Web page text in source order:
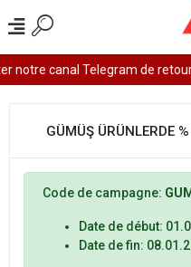
notre canal Telegram de
GÜMÜŞ ÜRÜNLERDE
Code de campagne:
Date de début:
Date de fin: